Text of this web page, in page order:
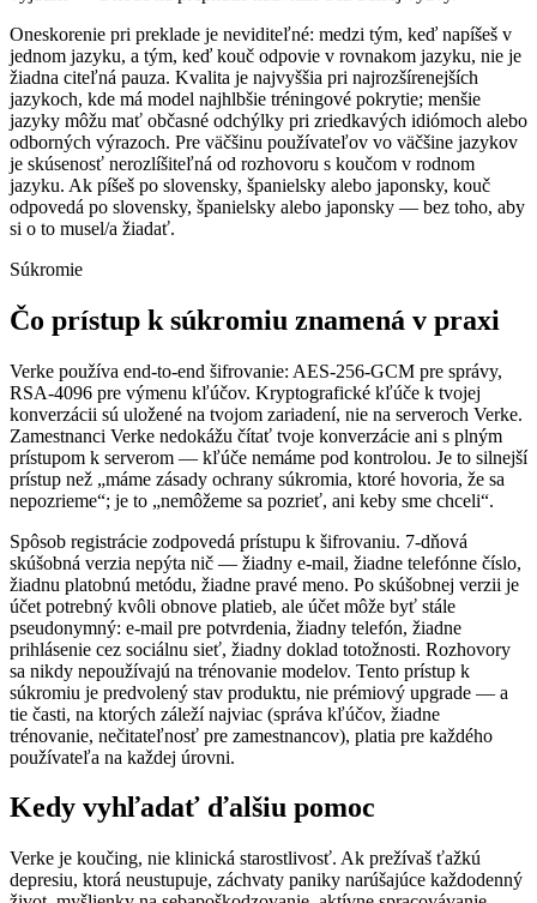
Oneskorenie pri preklade je neviditeľné: medzi tým, keď napíšeš v
jednom jazyku, a tým, keď kouč odpovie v rovnakom jazyku, nie je
žiadna citeľná pauza. Kvalita je najvyššia pri najrozšírenejších
jazykoch, kde má model najhlbšie tréningové pokrytie; menšie
jazyky môžu mať občasné odchýlky pri zriedkavých idiómoch alebo
odborných výrazoch. Pre väčšinu používateľov vo väčšine jazykov
je skúsenosť nerozlíšiteľná od rozhovoru s koučom v rodnom
jazyku. Ak píšeš po slovensky, španielsky alebo japonsky, kouč
odpovedá po slovensky, španielsky alebo japonsky — bez toho, aby
si o to musel/a žiadať.
Súkromie
Čo prístup k súkromiu znamená v praxi
Verke používa end-to-end šifrovanie: AES-256-GCM pre správy,
RSA-4096 pre výmenu kľúčov. Kryptografické kľúče k tvojej
konverzácii sú uložené na tvojom zariadení, nie na serveroch Verke.
Zamestnanci Verke nedokážu čítať tvoje konverzácie ani s plným
prístupom k serverom — kľúče nemáme pod kontrolou. Je to silnejší
prístup než „máme zásady ochrany súkromia, ktoré hovoria, že sa
nepozrieme“; je to „nemôžeme sa pozrieť, ani keby sme chceli“.
Spôsob registrácie zodpovedá prístupu k šifrovaniu. 7-dňová
skúšobná verzia nepýta nič — žiadny e-mail, žiadne telefónne číslo,
žiadnu platobnú metódu, žiadne pravé meno. Po skúšobnej verzii je
účet potrebný kvôli obnove platieb, ale účet môže byť stále
pseudonymný: e-mail pre potvrdenia, žiadny telefón, žiadne
prihlásenie cez sociálnu sieť, žiadny doklad totožnosti. Rozhovory
sa nikdy nepoužívajú na trénovanie modelov. Tento prístup k
súkromiu je predvolený stav produktu, nie prémiový upgrade — a
tie časti, na ktorých záleží najviac (správa kľúčov, žiadne
trénovanie, nečitateľnosť pre zamestnancov), platia pre každého
používateľa na každej úrovni.
Kedy vyhľadať ďalšiu pomoc
Verke je koučing, nie klinická starostlivosť. Ak prežívaš ťažkú
depresiu, ktorá neustupuje, záchvaty paniky narúšajúce každodenný